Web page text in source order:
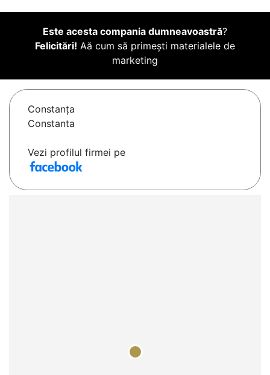
Este acesta compania dumneavoastră?
Felicitări! Aă cum să primești materialele de
marketing
Constanţa
Constanta
Vezi profilul firmei pe